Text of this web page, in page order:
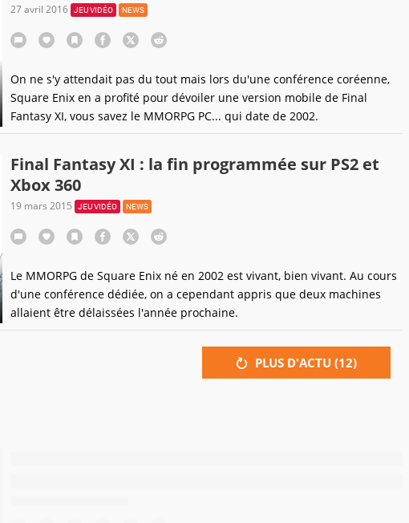
27 avril 2016 JEU VIDÉO NEWS
On ne s'y attendait pas du tout mais lors du'une conférence coréenne,
Square Enix en a profité pour dévoiler une version mobile de Final
Fantasy XI, vous savez le MMORPG PC... qui date de 2002.
Final Fantasy XI : la fin programmée sur PS2 et
Xbox 360
19 mars 2015 JEU VIDÉO NEWS
Le MMORPG de Square Enix né en 2002 est vivant, bien vivant. Au cours
d'une conférence dédiée, on a cependant appris que deux machines
allaient être délaissées l'année prochaine.
PLUS D'ACTU (12)